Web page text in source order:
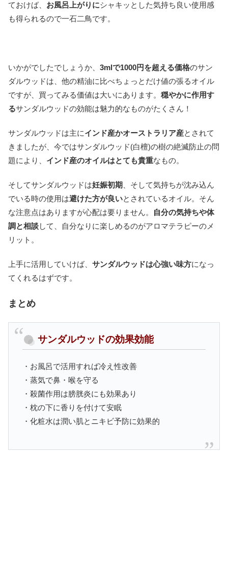
ておけば、 お風呂上がりにシャキッとした気持ち良い使用感
も得られるので一石二鳥です。
いかがでしたでしょうか、 3mlで1000円を超える価格のサン
ダルウッドは、他の精油に比べちょっとだけ値の張るオイル
ですが、買ってみる価値は大いにあります。 穏やかに作用す
るサンダルウッドの効能は魅力的なものがたくさん！
サンダルウッドは主にインド産かオーストラリア産とされて
きましたが、今ではサンダルウッド(白檀)の樹の絶滅防止の問
題により、 インド産のオイルはとても貴重なもの。
そしてサンダルウッドは妊娠初期
、そして気持ちが沈み込ん
でいる時の使用は避けた方が良いとされているオイル。そん
な注意点はありますが心配は要りません。
自分の気持ちや体
調と相談して、自分なりに楽しめるのがアロマテラピーのメ
リット。
上手に活用していけば、 サンダルウッドは心強い味方になっ
てくれるはずです。
まとめ
サンダルウッドの効果効能
・お風呂で活用すれば冷え性改善
・蒸気で鼻・喉を守る
・殺菌作用は膀胱炎にも効果あり
・枕の下に香りを付けて安眠
・化粧水は潤い肌とニキビ予防に効果的